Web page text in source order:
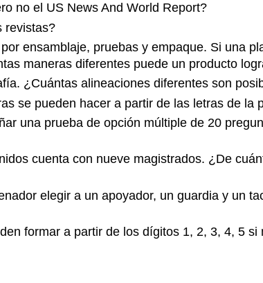
no el US News And World Report?
revistas?
ensamblaje, pruebas y empaque. Si una
maneras diferentes puede un producto
¿Cuántas alineaciones diferentes son
se pueden hacer a partir de las letras de la
una prueba de opción múltiple de 20
cuenta con nueve magistrados. ¿De
elegir a un apoyador, un guardia y un
formar a partir de los dígitos 1, 2, 3, 4, 5